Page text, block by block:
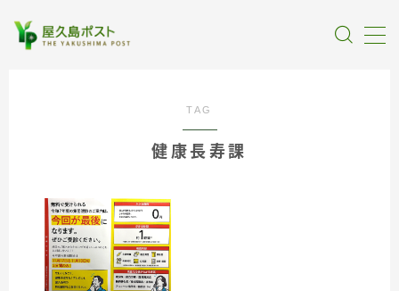
受賞・報道
情報提供
TAG
健康長寿課